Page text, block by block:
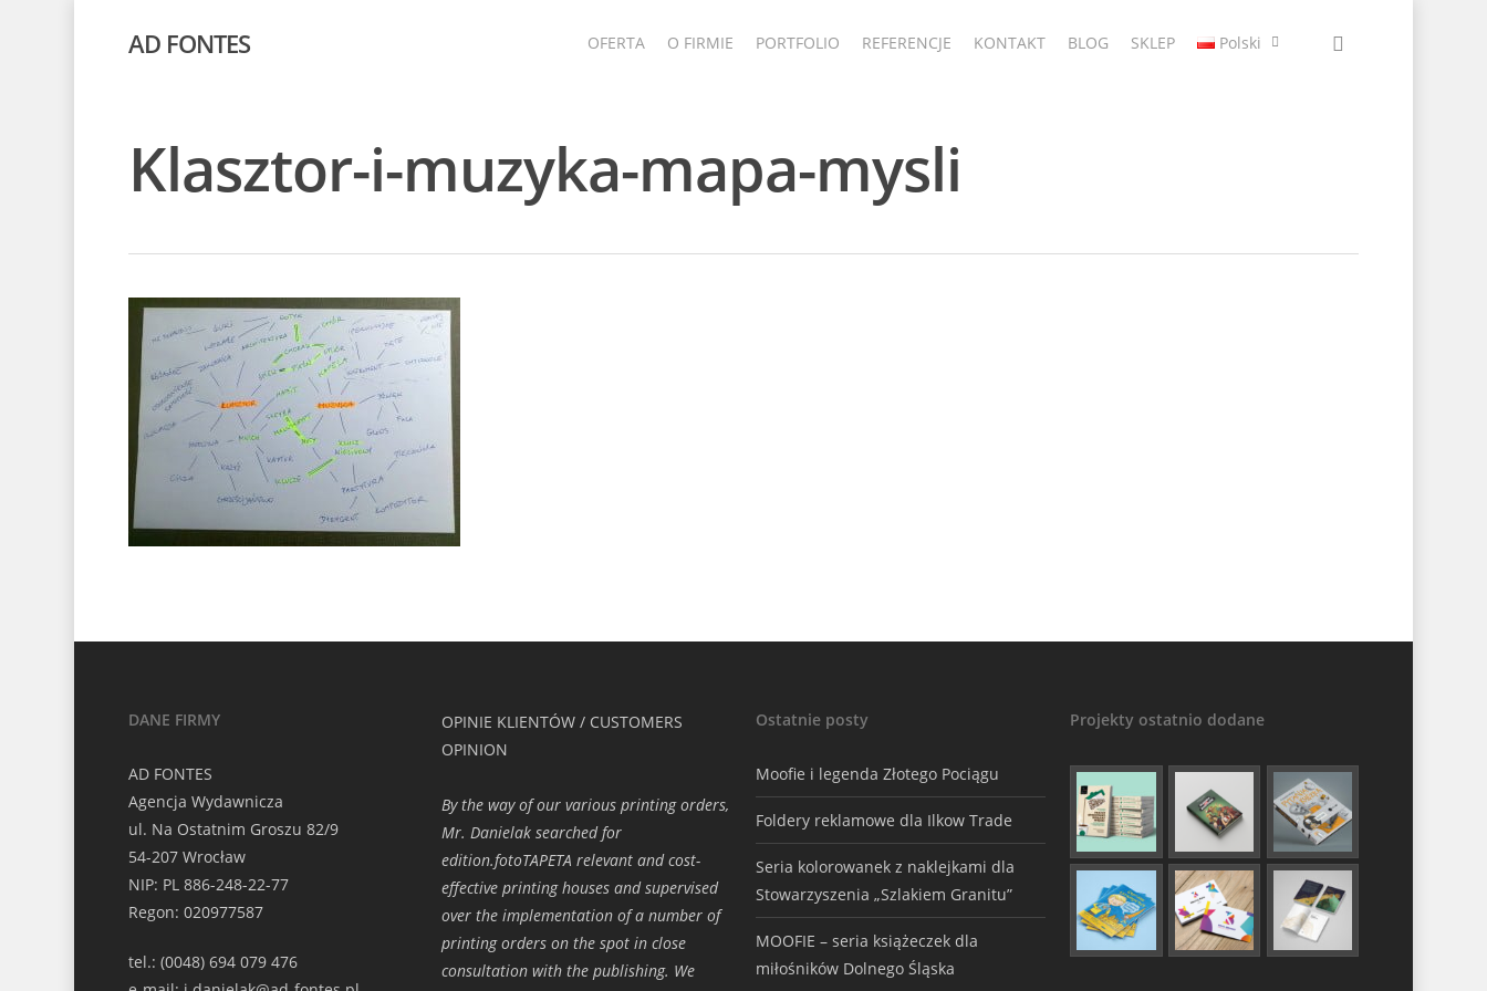
AD FONTES OFERTA O FIRMIE PORTFOLIO REFERENCJE KONTAKT BLOG SKLEP Polski
Klasztor-i-muzyka-mapa-mysli
DANE FIRMY
AD FONTES
Agencja Wydawnicza
ul. Na Ostatnim Groszu 82/9
54-207 Wrocław
NIP: PL 886-248-22-77
Regon: 020977587
tel.: (0048) 694 079 476
OPINIE KLIENTÓW / CUSTOMERS
OPINION
By the way of our various printing orders,
Mr. Danielak searched for
edition.fotoTAPETA relevant and cost-
effective printing houses and supervised
over the implementation of a number of
printing orders on the spot in close
consultation with the publishing. We
Ostatnie posty
Moofie i legenda Złotego Pociągu
Foldery reklamowe dla Ilkow Trade
Seria kolorowanek z naklejkami dla
Stowarzyszenia „Szlakiem Granitu”
MOOFIE – seria książeczek dla
miłośników Dolnego Śląska
Projekty ostatnio dodane